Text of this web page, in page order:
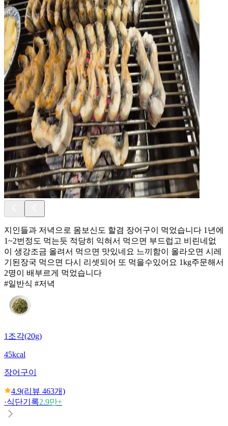
지인들과 저녁으로 몸보신도 할겸 장어구이 먹었습니다 1년에
1~2번정도 먹는듯 적당히 익혀서 먹으면 부드럽고 비린네없
이 생강조금 올려서 먹으면 맛있네요 느끼함이 올라오면 시레
기된장국 먹으면 다시 리셋되어 또 먹을수있어요 1kg주문해서
2명이 배부르게 먹었습니다
#일반식 #저녁
1조각(20g)
45kcal
장어구이
4.9(리뷰 463개)
·식단기록2.9만+